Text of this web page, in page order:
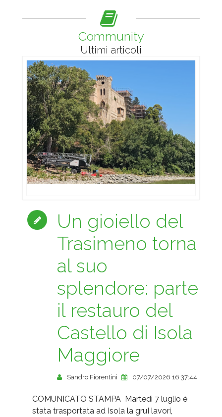
Community
Ultimi articoli
Un gioiello del
Trasimeno torna
al suo
splendore: parte
il restauro del
Castello di Isola
Maggiore
Sandro Fiorentini 07/07/2026 16:37:44
COMUNICATO STAMPA Martedì 7 luglio è
stata trasportata ad Isola la gruI lavori,